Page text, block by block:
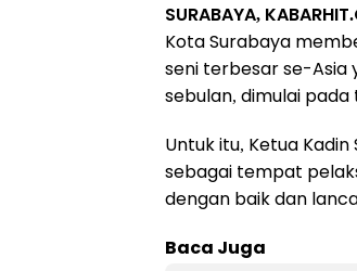
SURABAYA,
Kota Surabaya
seni terbesar se-Asia
sebulan, dimulai
Untuk itu, Ketua
sebagai tempat
dengan baik dan
Baca Juga